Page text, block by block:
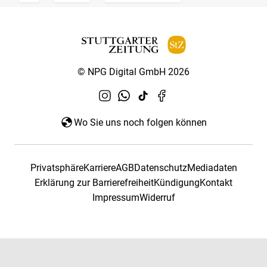
© NPG Digital GmbH 2026
Wo Sie uns noch folgen können
PrivatsphäreKarriereAGBDatenschutzMediadaten
Erklärung zur BarrierefreiheitKündigungKontakt
ImpressumWiderruf